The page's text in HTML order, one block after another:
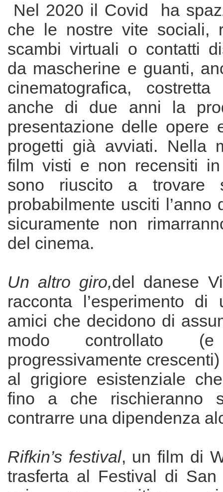
Nel 2020 il Covid ha
che le nostre vite sociali,
scambi virtuali o contatti
da mascherine e guanti,
cinematografica,
anche di due anni la
presentazione delle opere
progetti già avviati. Nella
film visti e non recensiti
sono riuscito a trovare
probabilmente usciti l’anno
sicuramente non
del cinema.
Un altro giro,del danese
racconta l’esperimento
amici che decidono di
modo controllato
progressivamente
al grigiore esistenziale
fino a che rischieranno
contrarre una dipendenza
Rifkin’s festival, un film di
trasferta al Festival di